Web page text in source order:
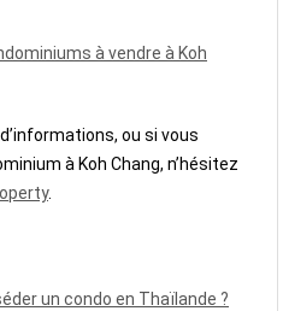
à vendre à Koh
ou si vous
à Koh Chang, n’hésitez
.
un condo en Thaïlande ?